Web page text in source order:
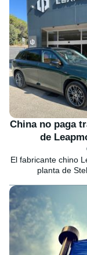
China no paga
de
El fabricante chino
planta de